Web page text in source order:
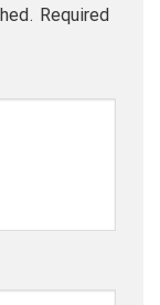
Required